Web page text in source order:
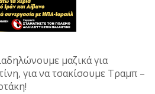
μαζικά για
για να τσακίσουμε Τραμπ –